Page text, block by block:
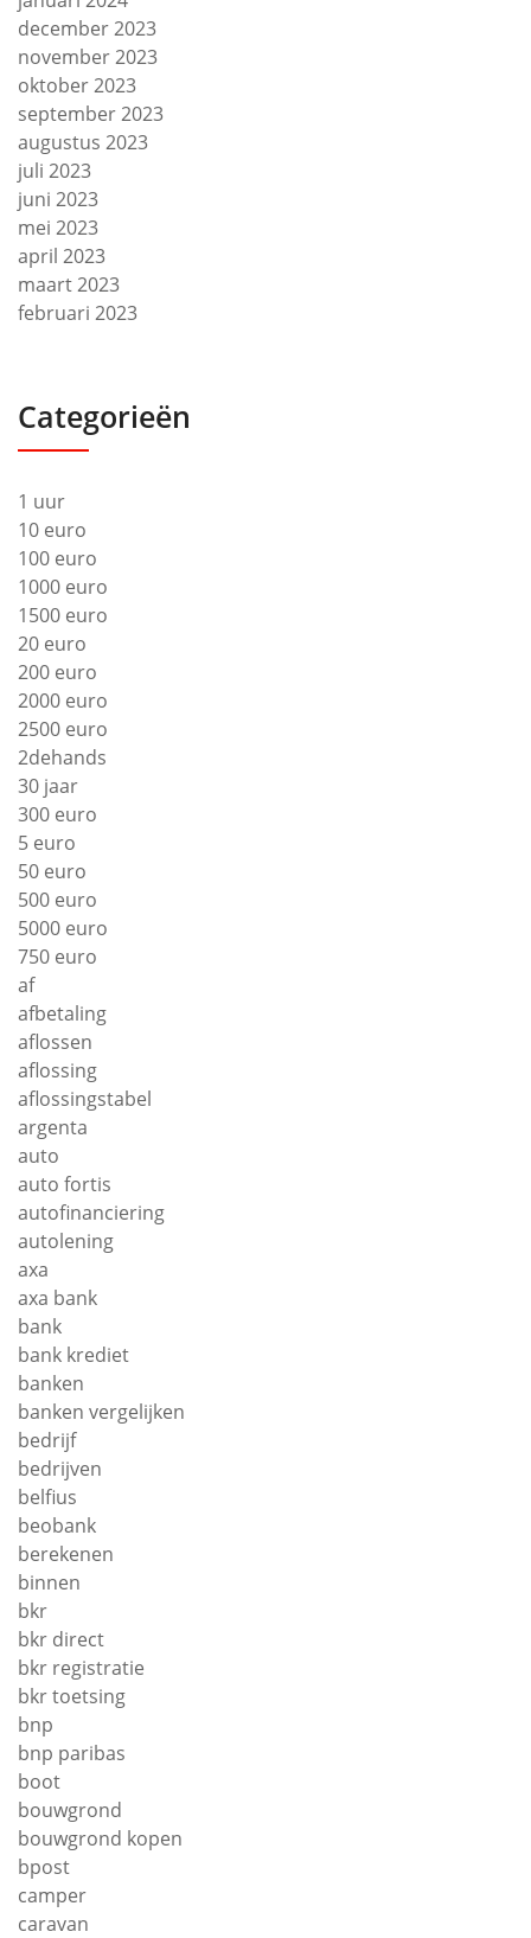
december 2023
november 2023
oktober 2023
september 2023
augustus 2023
juli 2023
juni 2023
mei 2023
april 2023
maart 2023
februari 2023
Categorieën
1 uur
10 euro
100 euro
1000 euro
1500 euro
20 euro
200 euro
2000 euro
2500 euro
2dehands
30 jaar
300 euro
5 euro
50 euro
500 euro
5000 euro
750 euro
af
afbetaling
aflossen
aflossing
aflossingstabel
argenta
auto
auto fortis
autofinanciering
autolening
axa
axa bank
bank
bank krediet
banken
banken vergelijken
bedrijf
bedrijven
belfius
beobank
berekenen
binnen
bkr
bkr direct
bkr registratie
bkr toetsing
bnp
bnp paribas
boot
bouwgrond
bouwgrond kopen
bpost
camper
caravan